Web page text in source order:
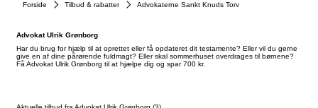
Forside Tilbud & rabatter Advokaterne Sankt Knuds Torv
Advokat Ulrik Grønborg
Har du brug for hjælp til at oprettet eller få opdateret dit testamente? Eller vil du gerne
give en af dine pårørende fuldmagt? Eller skal sommerhuset overdrages til børnene?
Få Advokat Ulrik Grønborg til at hjælpe dig og spar 700 kr.